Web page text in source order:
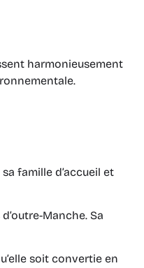
harmonieusement
famille d’accueil et
Manche. Sa
soit convertie en